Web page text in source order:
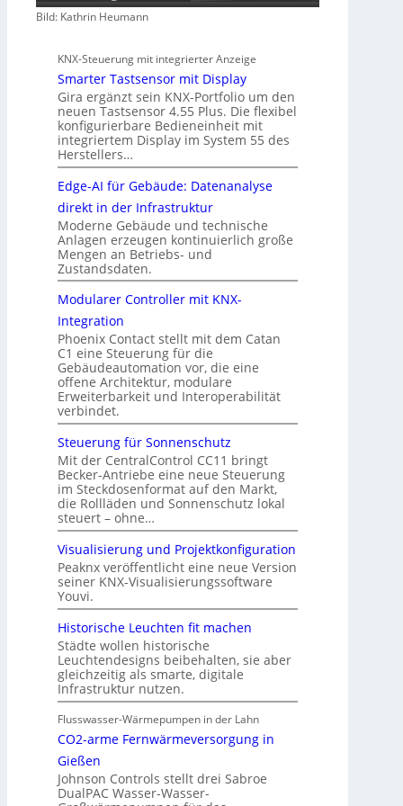
Bild: Kathrin Heumann
KNX-Steuerung mit integrierter Anzeige
Smarter Tastsensor mit Display
Gira ergänzt sein KNX-Portfolio um den
neuen Tastsensor 4.55 Plus. Die flexibel
konfigurierbare Bedieneinheit mit
integriertem Display im System 55 des
Herstellers…
Edge-AI für Gebäude: Datenanalyse
direkt in der Infrastruktur
Moderne Gebäude und technische
Anlagen erzeugen kontinuierlich große
Mengen an Betriebs- und
Zustandsdaten.
Modularer Controller mit KNX-
Integration
Phoenix Contact stellt mit dem Catan
C1 eine Steuerung für die
Gebäudeautomation vor, die eine
offene Architektur, modulare
Erweiterbarkeit und Interoperabilität
verbindet.
Steuerung für Sonnenschutz
Mit der CentralControl CC11 bringt
Becker-Antriebe eine neue Steuerung
im Steckdosenformat auf den Markt,
die Rollläden und Sonnenschutz lokal
steuert – ohne…
Visualisierung und Projektkonfiguration
Peaknx veröffentlicht eine neue Version
seiner KNX-Visualisierungssoftware
Youvi.
Historische Leuchten fit machen
Städte wollen historische
Leuchtendesigns beibehalten, sie aber
gleichzeitig als smarte, digitale
Infrastruktur nutzen.
Flusswasser-Wärmepumpen in der Lahn
CO2-arme Fernwärmeversorgung in
Gießen
Johnson Controls stellt drei Sabroe
DualPAC Wasser-Wasser-